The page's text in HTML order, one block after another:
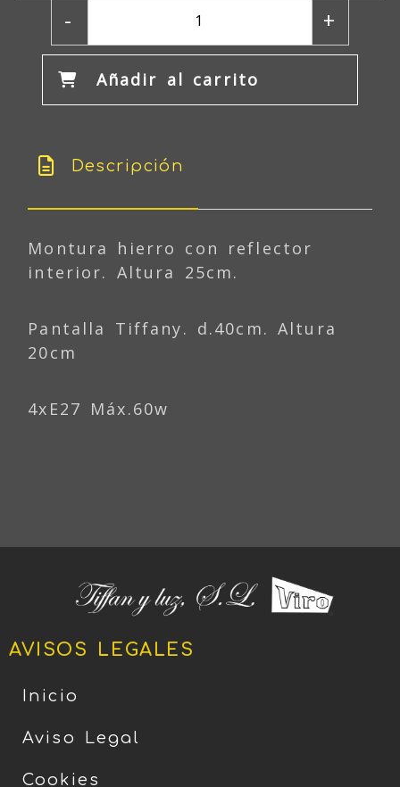
- +
Añadir al carrito
Descripción
Montura hierro con reflector
interior. Altura 25cm.
Pantalla Tiffany. d.40cm. Altura
20cm
4xE27 Máx.60w
AVISOS LEGALES
Inicio
Aviso Legal
Cookies